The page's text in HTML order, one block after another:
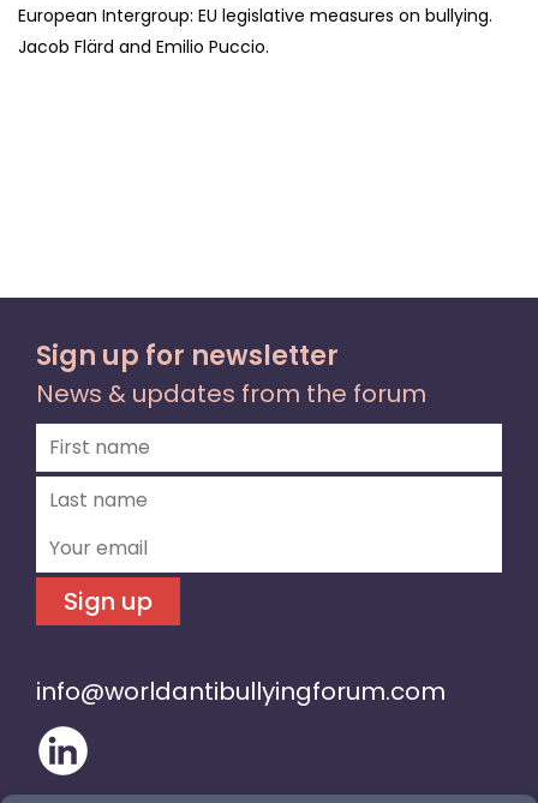
European Intergroup: EU legislative measures on bullying.
Jacob Flärd and Emilio Puccio.
Sign up for newsletter
News & updates from the forum
Sign up
info@worldantibullyingforum.com